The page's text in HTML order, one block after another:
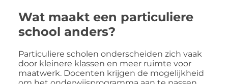
Wat maakt een particuliere
school anders?
Particuliere scholen onderscheiden zich vaak
door kleinere klassen en meer ruimte voor
maatwerk. Docenten krijgen de mogelijkheid